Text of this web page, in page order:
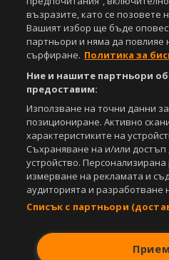
Този уебсайт е собственост на
За нас Екип За рекламa
Общи
Етични правила на НСС
Лични
Управление на предпочитания
под закрила на Закона за
Всички статии, репортажи,
видео материали, публикувани в
Спортал, освен ако изрично е
публикуване на текстови материали
Агенция Спортал, посочване на
www.sportal.bg. Използването на
публикувани в сайта, е строго
санкционирани с цялата строгост на
БЕЗПЛАТНОТО приложение за:
възразите, като се позовете
Вашият избор ще бъде
партньори и няма да повлияе
сърфиране. Политика за
Ние и нашите партньори
предоставим:
Използване на точни данни за
позициониране. Активно
характеристиките на
Съхраняване на и/или
устройство.
измерване на рекламата и
аудиторията и разработване
Списък с партньори